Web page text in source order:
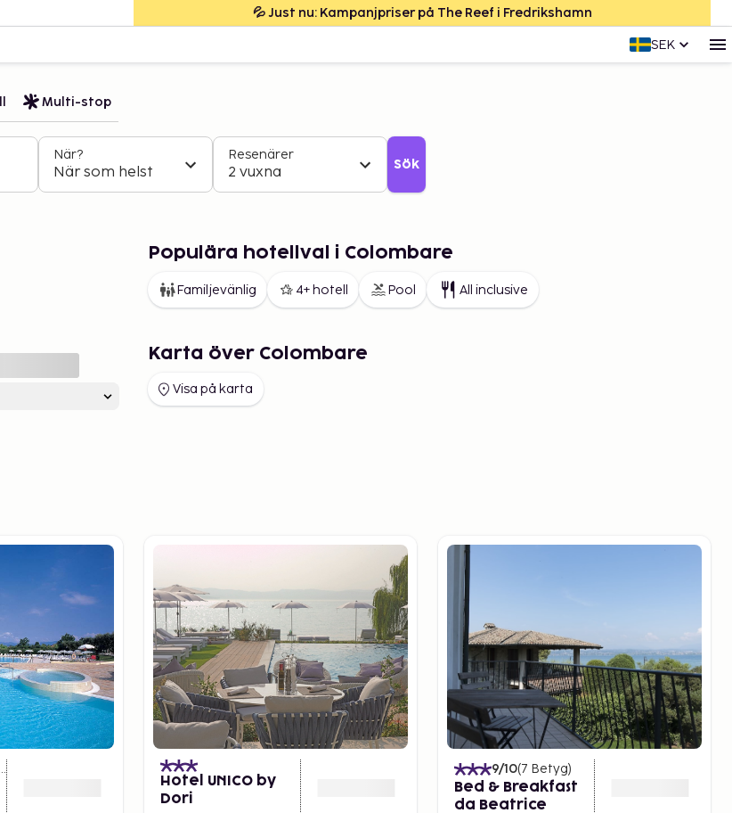
💦 Just nu: Kampanjpriser på The Reef i Fredrikshamn
SEK
Multi-stop
När?
När som helst
Resenärer
2 vuxna Sök
Populära hotellval i Colombare
Familjevänlig 4+ hotell Pool All inclusive
Karta över Colombare
Visa på karta
)
Hotel UNICO by
Dori
9/10(7 Betyg)
Bed & Breakfast
da Beatrice